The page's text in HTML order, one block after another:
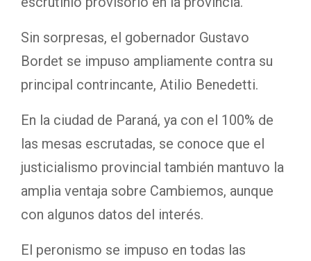
Sin sorpresas, el gobernador Gustavo
Bordet se impuso ampliamente contra su
principal contrincante, Atilio Benedetti.
En la ciudad de Paraná, ya con el 100% de
las mesas escrutadas, se conoce que el
justicialismo provincial también mantuvo la
amplia ventaja sobre Cambiemos, aunque
con algunos datos del interés.
El peronismo se impuso en todas las